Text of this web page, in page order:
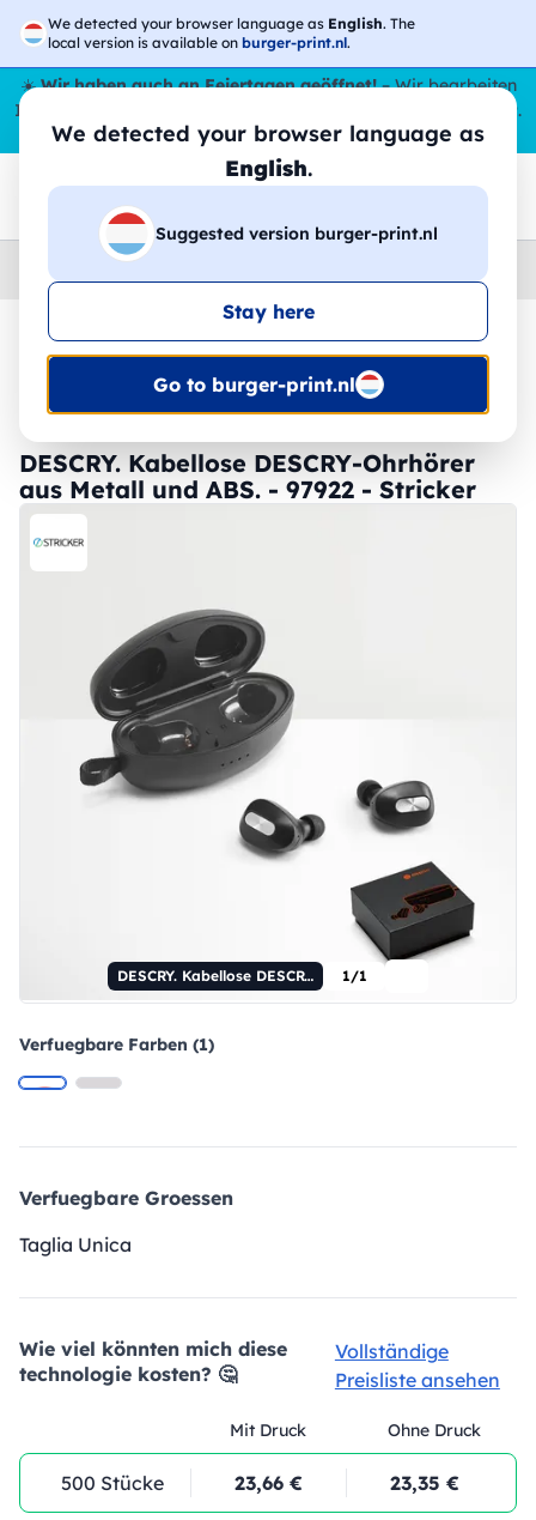
We detected your browser language as English. The
local version is available on burger-print.nl.
We detected your browser language as
English.
Suggested version burger-print.nl
Stay here
Go to burger-print.nl
☀️Wir haben auch an Feiertagen geöffnet!– Wir bearbeiten
Ihre Bestellungen den ganzen Sommer über,
sogar im August.
😎🌴
Home
🔥 -30 % DTF-Druck
DESCRY. Kabellose DESCRY-Ohrhörer
aus Metall und ABS. - 97922 - Stricker
DESCRY. Kabellose DESCRY-Ohrhörer aus Metall und ABS. 1/1
Verfuegbare Farben (1)
Verfuegbare Groessen
Taglia Unica
Wie viel könnten mich diese
technologie kosten? 🤔
Vollständige
Preisliste ansehen
Mit Druck Ohne Druck
500 Stücke 23,66 € 23,35 €